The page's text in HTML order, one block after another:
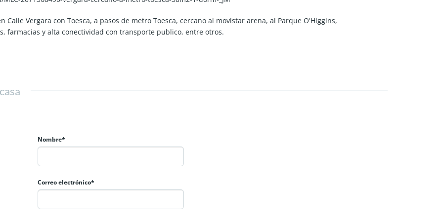
Calle Vergara con Toesca, a pasos de metro Toesca, cercano al movistar arena, al Parque O'Higgins,
farmacias y alta conectividad con transporte publico, entre otros.
plaza y media)
cuenta con accesos controlados, circuito cerrado de tv, citófono, estacionamiento de visitas y
Nombre*
Correo electrónico*